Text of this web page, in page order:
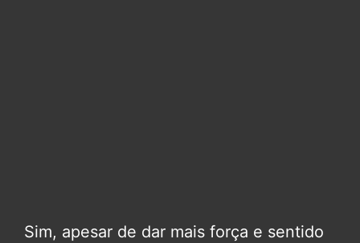
Sim, apesar de dar mais força e sentido